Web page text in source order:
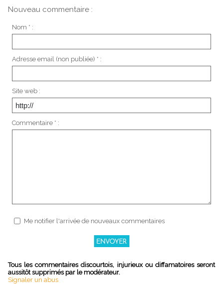
Nouveau commentaire :
Nom * :
Adresse email (non publiée) * :
Site web :
Commentaire * :
Me notifier l'arrivée de nouveaux commentaires
Tous les commentaires discourtois, injurieux ou diffamatoires seront
aussitôt supprimés par le modérateur.
Signaler un abus